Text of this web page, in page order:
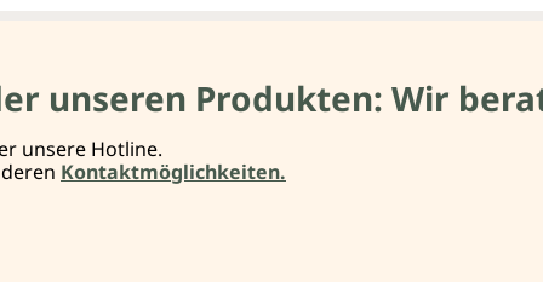
unseren Produkten: Wir
unsere Hotline.
Kontaktmöglichkeiten.